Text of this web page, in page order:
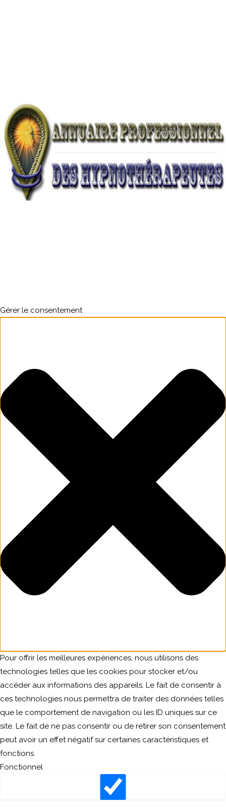
Gérer le consentement
Pour offrir les meilleures expériences, nous utilisons des
technologies telles que les cookies pour stocker et/ou
accéder aux informations des appareils. Le fait de consentir à
ces technologies nous permettra de traiter des données telles
que le comportement de navigation ou les ID uniques sur ce
site. Le fait de ne pas consentir ou de retirer son consentement
peut avoir un effet négatif sur certaines caractéristiques et
fonctions.
Fonctionnel